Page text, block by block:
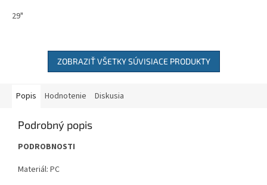
29"
ZOBRAZIŤ VŠETKY SÚVISIACE PRODUKTY
Popis Hodnotenie Diskusia
Podrobný popis
PODROBNOSTI
Materiál: PC